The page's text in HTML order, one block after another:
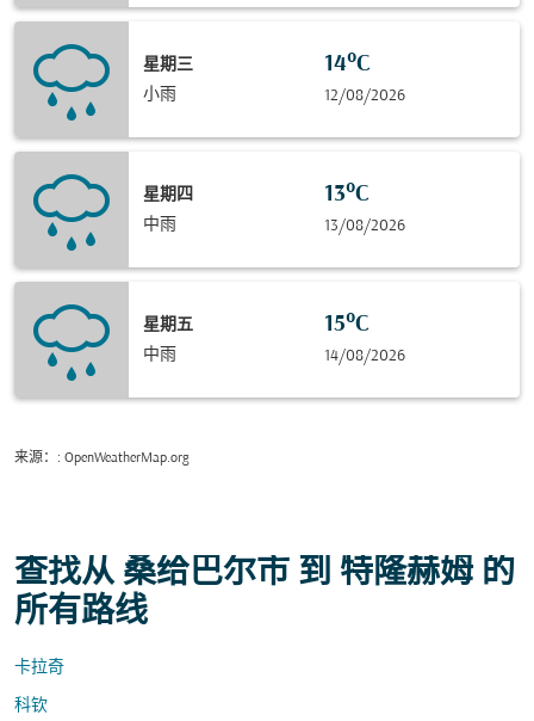
星期三
小雨
14°C
12/08/2026
星期四
中雨
13°C
13/08/2026
星期五
中雨
15°C
14/08/2026
来源： : OpenWeatherMap.org
查找从 桑给巴尔市 到 特隆赫姆 的
所有路线
卡拉奇
科钦